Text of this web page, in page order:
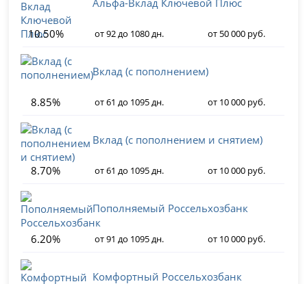
10.50% от 92 до 1080 дн. от 50 000 руб.
Вклад (с пополнением)
8.85% от 61 до 1095 дн. от 10 000 руб.
Вклад (с пополнением и снятием)
8.70% от 61 до 1095 дн. от 10 000 руб.
Пополняемый Россельхозбанк
6.20% от 91 до 1095 дн. от 10 000 руб.
Комфортный Россельхозбанк